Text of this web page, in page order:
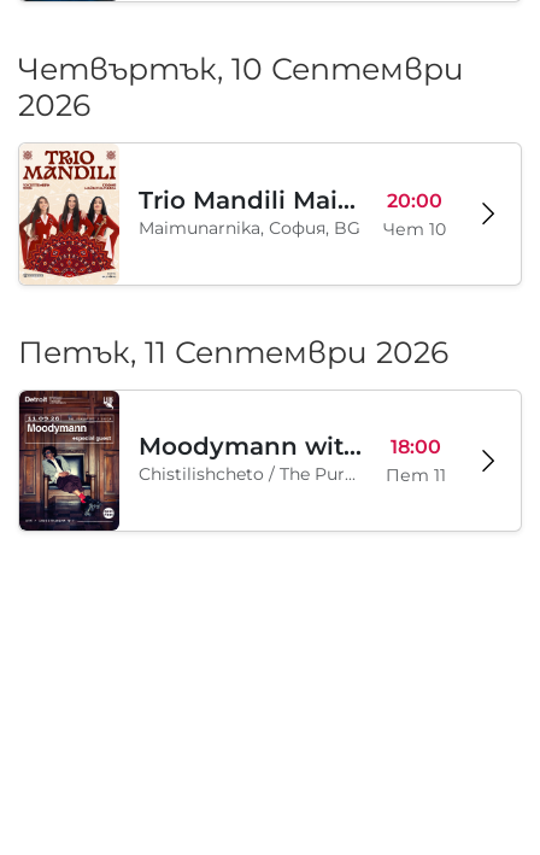
Четвъртък, 10 Септември
2026
Trio Mandili Maimunarnika- Sofia
Maimunarnika, София, BG
20:00
Чет 10
Петък, 11 Септември 2026
Moodymann with special guests
Chistilishcheto / The Purgatory, София, BG
18:00
Пет 11